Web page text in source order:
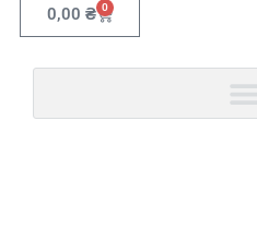
0,00 ₴ 0